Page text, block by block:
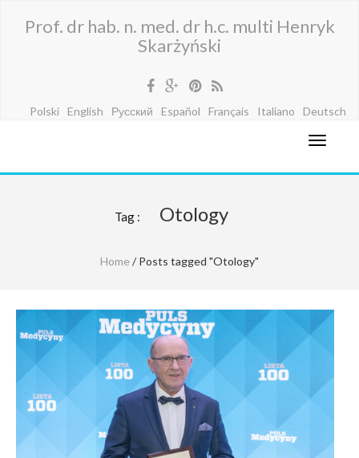
Prof. dr hab. n. med. dr h.c. multi Henryk
Skarżyński
Polski English Русский Español Français Italiano Deutsch
Tag : Otology
Home / Posts tagged "Otology"